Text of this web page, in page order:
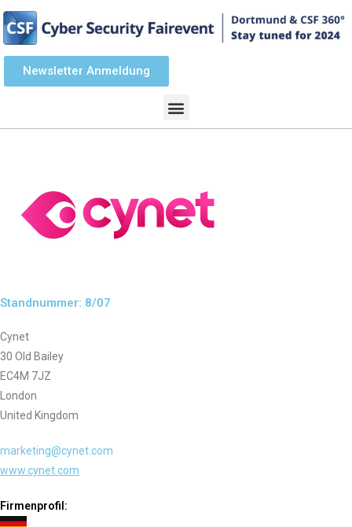
Newsletter Anmeldung
Standnummer: 8/07
Cynet
30 Old Bailey
EC4M 7JZ
London
United Kingdom
marketing@cynet.com
www.cynet.com
Firmenprofil: